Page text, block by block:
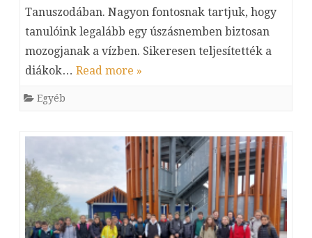
Tanuszodában. Nagyon fontosnak tartjuk, hogy
tanulóink legalább egy úszásnemben biztosan
mozogjanak a vízben. Sikeresen teljesítették a
diákok… Read more »
Egyéb